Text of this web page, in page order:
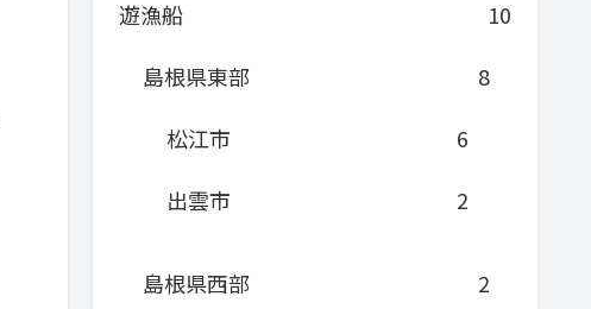
遊漁船
10
島根県東部
8
松江市
6
出雲市
2
島根県西部 2